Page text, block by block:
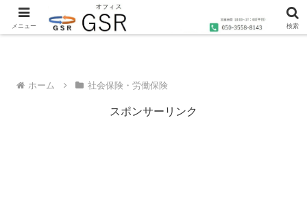
沖縄の社労士・行政書士・1級FP技能士によるコンサルティングならオフィス
ホーム 社会保険・労働保険
スポンサーリンク
メニュー 検索